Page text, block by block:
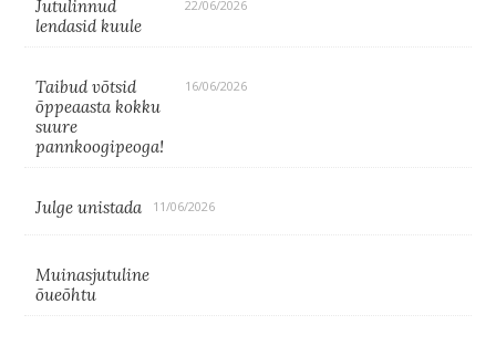
Jutulinnud
lendasid kuule
22/06/2026
Taibud võtsid
õppeaasta kokku
suure
pannkoogipeoga!
16/06/2026
Julge unistada 11/06/2026
Muinasjutuline
õueõhtu